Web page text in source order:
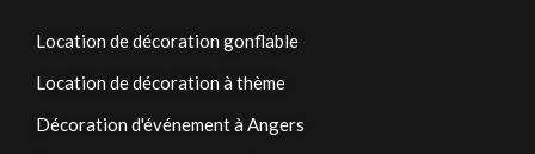
Location de décoration gonflable
Location de décoration à thème
Décoration d'événement à Angers